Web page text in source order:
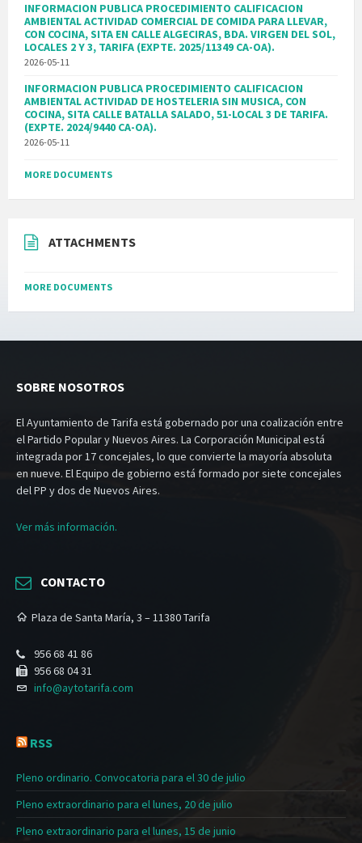
INFORMACION PUBLICA PROCEDIMIENTO CALIFICACION
AMBIENTAL ACTIVIDAD COMERCIAL DE COMIDA PARA LLEVAR,
CON COCINA, SITA EN CALLE ALGECIRAS, BDA. VIRGEN DEL SOL,
LOCALES 2 Y 3, TARIFA (EXPTE. 2025/11349 CA-OA).
2026-05-11
INFORMACION PUBLICA PROCEDIMIENTO CALIFICACION
AMBIENTAL ACTIVIDAD DE HOSTELERIA SIN MUSICA, CON
COCINA, SITA CALLE BATALLA SALADO, 51-LOCAL 3 DE TARIFA.
(EXPTE. 2024/9440 CA-OA).
2026-05-11
MORE DOCUMENTS
ATTACHMENTS
MORE DOCUMENTS
SOBRE NOSOTROS
El Ayuntamiento de Tarifa está gobernado por una coalización entre
el Partido Popular y Nuevos Aires. La Corporación Municipal está
integrada por 17 concejales, lo que convierte la mayoría absoluta
en nueve. El Equipo de gobierno está formado por siete concejales
del PP y dos de Nuevos Aires.
Ver más información.
CONTACTO
Plaza de Santa María, 3 – 11380 Tarifa
956 68 41 86
956 68 04 31
info@aytotarifa.com
RSS
Pleno ordinario. Convocatoria para el 30 de julio
Pleno extraordinario para el lunes, 20 de julio
Pleno extraordinario para el lunes, 15 de junio